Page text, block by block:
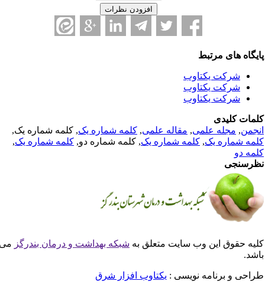
های مرتبط
شرکت یکتاوب
شرکت یکتاوب
شرکت یکتاوب
کلیدی
,مجله علمی, مقاله علمی, کلمه شماره یک, کلمه شماره یک,
شماره یک,کلمه شماره یک, کلمه شماره دو,کلمه شماره یک,
دو
حقوق این وب سایت متعلق بهشبکه بهداشت و درمان بندرگزمی
و برنامه نویسی : یکتاوب افزار شرق